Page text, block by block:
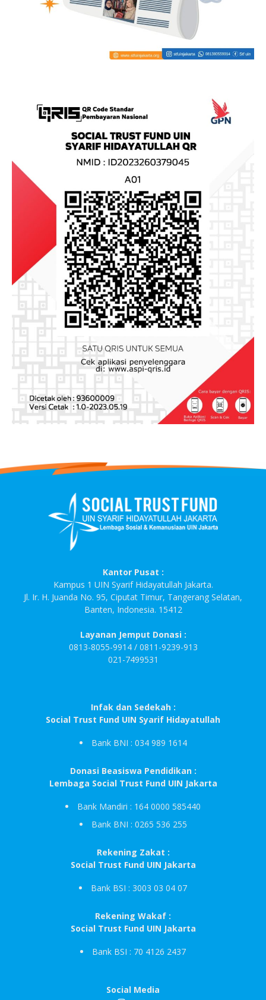
Kantor Pusat :
Kampus 1 UIN Syarif Hidayatullah Jakarta.
Jl. Ir. H. Juanda No. 95, Ciputat Timur, Tangerang Selatan,
Banten, Indonesia. 15412
Layanan Jemput Donasi :
0813-8055-9914 / 0811-9239-913
021-7499531
Infak dan Sedekah :
Social Trust Fund UIN Syarif Hidayatullah
Bank BNI : 034 989 1614
Donasi Beasiswa Pendidikan :
Lembaga Social Trust Fund UIN Jakarta
Bank Mandiri : 164 0000 585440
Bank BNI : 0265 536 255
Rekening Zakat :
Social Trust Fund UIN Jakarta
Bank BSI : 3003 03 04 07
Rekening Wakaf :
Social Trust Fund UIN Jakarta
Bank BSI : 70 4126 2437
Social Media